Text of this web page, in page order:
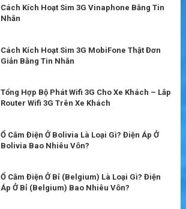
Cách Kích Hoạt Sim 3G Vinaphone Bằng Tin
Nhắn
Cách Kích Hoạt Sim 3G MobiFone Thật Đơn
Giản Bằng Tin Nhắn
Tổng Hợp Bộ Phát Wifi 3G Cho Xe Khách – Lắp
Router Wifi 3G Trên Xe Khách
Ổ Cắm Điện Ở Bolivia Là Loại Gì? Điện Áp Ở
Bolivia Bao Nhiêu Vôn?
Ổ Cắm Điện Ở Bỉ (Belgium) Là Loại Gì? Điện
Áp Ở Bỉ (Belgium) Bao Nhiêu Vôn?